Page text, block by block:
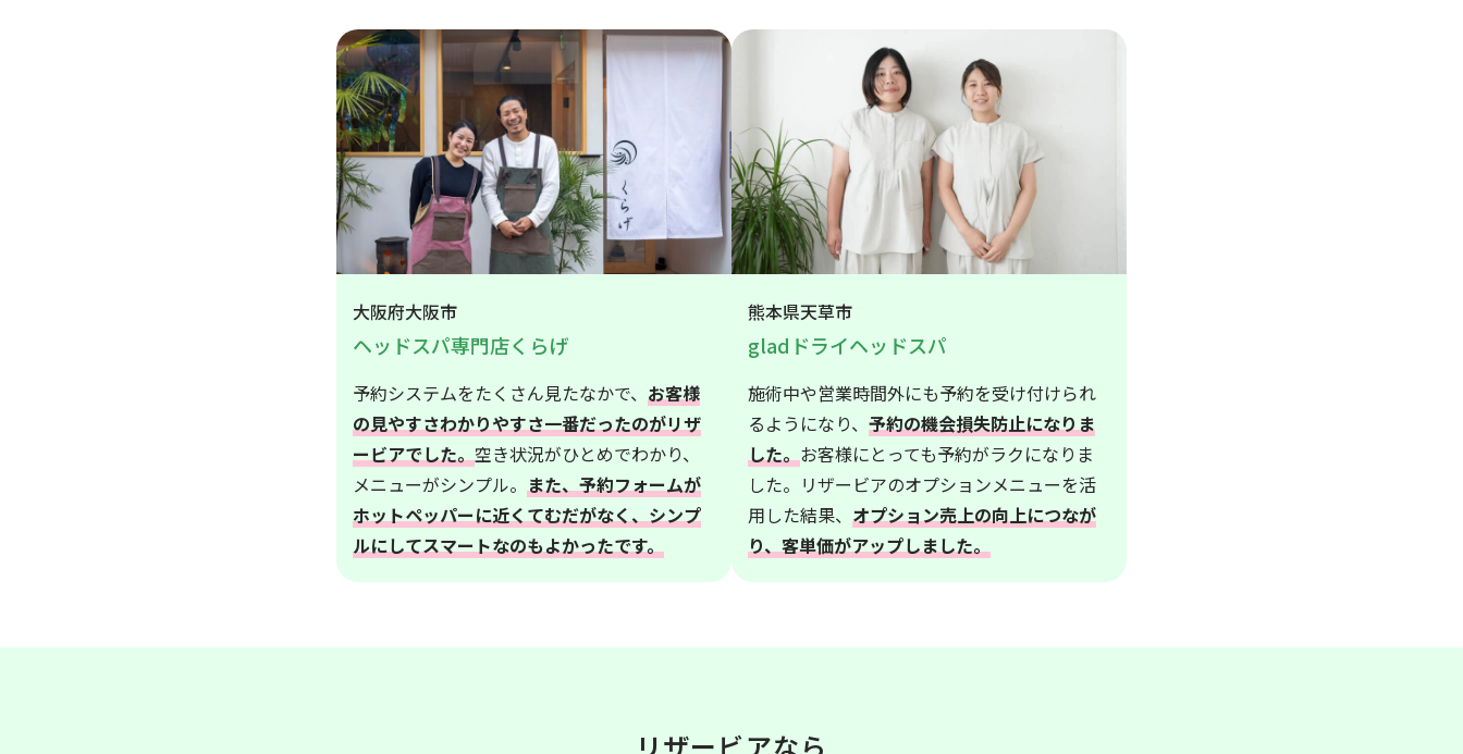
大阪府大阪市
ヘッドスパ専門店くらげ
予約システムをたくさん見たなかで、 お客様
の見やすさわかりやすさ一番だったのがリザ
ービアでした。 空き状況がひとめでわかり、
メニューがシンプル。 また、予約フォームが
ホットペッパーに近くてむだがなく、シンプ
ルにしてスマートなのもよかったです。
熊本県天草市
gladドライヘッドスパ
施術中や営業時間外にも予約を受け付けられ
るようになり、 予約の機会損失防止になりま
した。 お客様にとっても予約がラクになりま
した。リザービアのオプションメニューを活
用した結果、 オプション売上の向上につなが
り、客単価がアップしました。
リザービアなら